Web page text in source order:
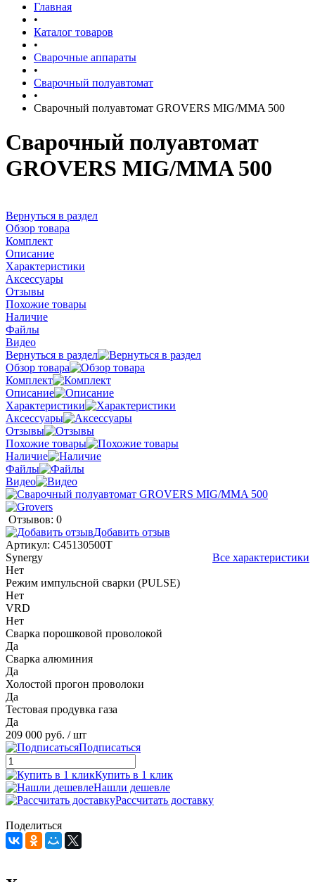
Главная
•
Каталог товаров
•
Сварочные аппараты
•
Сварочный полуавтомат
•
Сварочный полуавтомат GROVERS MIG/MMA 500
Сварочный полуавтомат
GROVERS MIG/MMA 500
Вернуться в раздел
Обзор товара
Комплект
Описание
Характеристики
Аксессуары
Отзывы
Похожие товары
Наличие
Файлы
Видео
Вернуться в раздел
Обзор товара
Комплект
Описание
Характеристики
Аксессуары
Отзывы
Похожие товары
Наличие
Файлы
Видео
Отзывов: 0
Добавить отзыв
Артикул: C45130500T
Все характеристики
Synergy
Нет
Режим импульсной сварки (PULSE)
Нет
VRD
Нет
Сварка порошковой проволокой
Да
Сварка алюминия
Да
Холостой прогон проволоки
Да
Тестовая продувка газа
Да
209 000 руб. / шт
Подписаться
Купить в 1 клик
Нашли дешевле
Рассчитать доставку
Поделиться